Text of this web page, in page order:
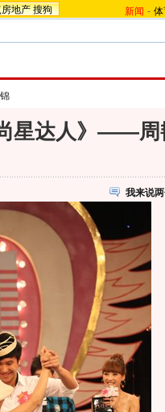
地产 搜狗 新闻 -
星达人》——周
我来说